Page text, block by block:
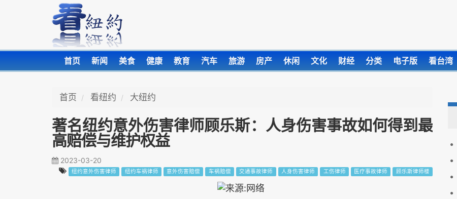
首页 新闻 美食 健康 教育 汽车 旅游 房产 休闲 文化 财经 分类 电子版 看台湾
首页 看纽约 大纽约
著名纽约意外伤害律师顾乐斯：人身伤害事故如何得到最
高赔偿与维护权益
2023-03-20
纽约意外伤害律师 纽约车祸律师 意外伤害赔偿 车祸赔偿 交通事故律师 人身伤害律师 工伤律师 医疗事故律师 顾乐斯律师楼